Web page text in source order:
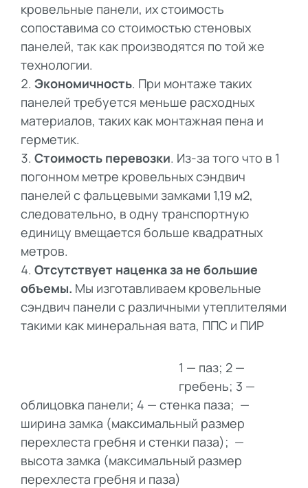
кровельные панели, их стоимость
сопоставима со стоимостью стеновых
панелей, так как производятся по той же
технологии.
Экономичность. При монтаже таких
панелей требуется меньше расходных
материалов, таких как монтажная пена и
герметик.
Стоимость перевозки. Из-за того что в 1
погонном метре кровельных сэндвич
панелей с фальцевыми замками 1,19 м2,
следовательно, в одну транспортную
единицу вмещается больше квадратных
метров.
Отсутствует наценка за не большие
объемы. Мы изготавливаем кровельные
сэндвич панели с различными утеплителями
такими как минеральная вата, ППС и ПИР
1 — паз; 2 —
гребень; 3 —
облицовка панели; 4 — стенка паза; —
ширина замка (максимальный размер
перехлеста гребня и стенки паза); —
высота замка (максимальный размер
перехлеста гребня и паза)